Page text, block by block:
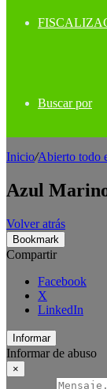
Buscar por
Inicio/Abierto todo
Azul
Volver atrás
Bookmark
Compartir
Facebook
X
LinkedIn
Informar
Informar de abuso
×